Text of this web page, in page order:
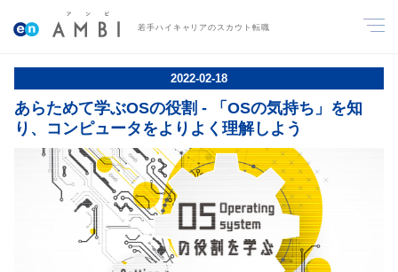
若手ハイキャリアのスカウト転職
2022-02-18
あらためて学ぶOSの役割 - 「OSの気持ち」を知
り、コンピュータをよりよく理解しよう